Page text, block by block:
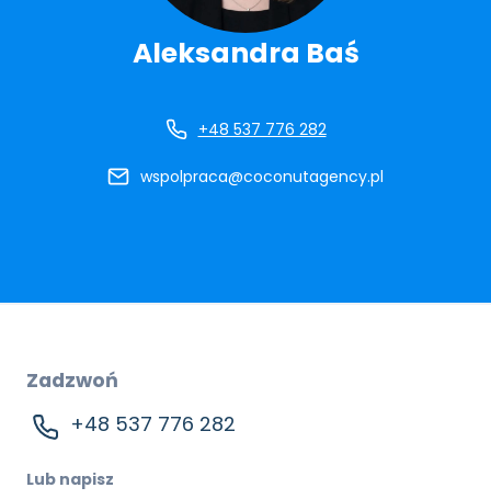
Aleksandra Baś
+48 537 776 282
wspolpraca@coconutagency.pl
Zadzwoń
+48 537 776 282
Lub napisz